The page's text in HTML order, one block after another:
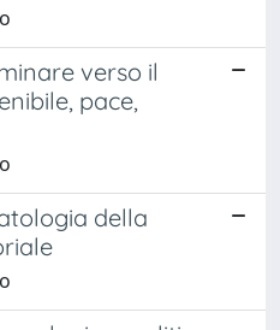
verso il
pace,
della